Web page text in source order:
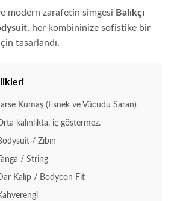
modern zarafetin simgesi Balıkçı
, her kombininize sofistike bir
tasarlandı.
Kumaş (Esnek ve Vücudu Saran)
kalınlıkta, iç göstermez.
/ Zıbın
/ String
Kalıp / Bodycon Fit